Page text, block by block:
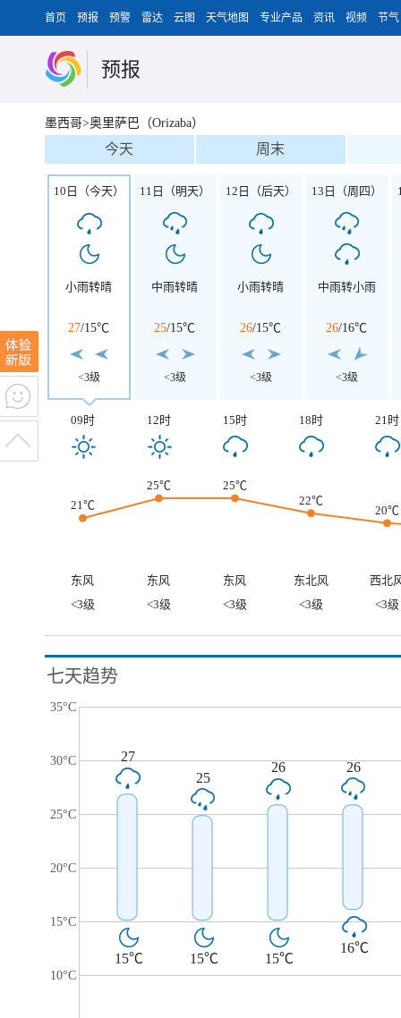
首页 预报 预警 雷达 云图 天气地图 专业产品 资讯 视频 节气
预报
墨西哥>奥里萨巴（Orizaba）
今天 周末
10日（今天）
小雨转晴
27/15℃
<3级
11日（明天）
中雨转晴
25/15℃
<3级
12日（后天）
小雨转晴
26/15℃
<3级
13日（周四）
中雨转小雨
26/16℃
<3级
09时 12时 15时 18时 21时
21℃
25℃
25℃
22℃
20℃
东风 东风 东风 东北风
西北
<3级
<3级 <3级 <3级 <3级
七天趋势
35°C
30°C
25°C
20°C
15°C
10°C
27
15℃
25
15℃
26
15℃
26
16℃